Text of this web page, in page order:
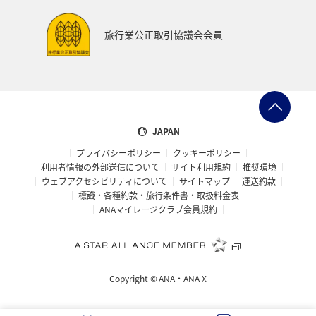
旅行業公正取引協議会会員
JAPAN
プライバシーポリシー
クッキーポリシー
利用者情報の外部送信について
サイト利用規約
推奨環境
ウェブアクセシビリティについて
サイトマップ
運送約款
標識・各種約款・旅行条件書・取扱料金表
ANAマイレージクラブ会員規約
Copyright ©ANA・ANA X